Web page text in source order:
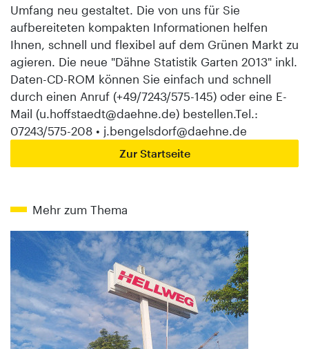
Umfang neu gestaltet. Die von uns für Sie
aufbereiteten kompakten Informationen helfen
Ihnen, schnell und flexibel auf dem Grünen Markt zu
agieren. Die neue "Dähne Statistik Garten 2013" inkl.
Daten-CD-ROM können Sie einfach und schnell
durch einen Anruf (+49/7243/575-145) oder eine E-
Mail (u.hoffstaedt@daehne.de) bestellen.Tel.:
07243/575-208 • j.bengelsdorf@daehne.de
Zur Startseite
Mehr zum Thema